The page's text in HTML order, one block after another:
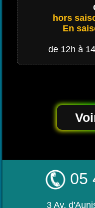
hors
En
de 12h à
05
3 Av.